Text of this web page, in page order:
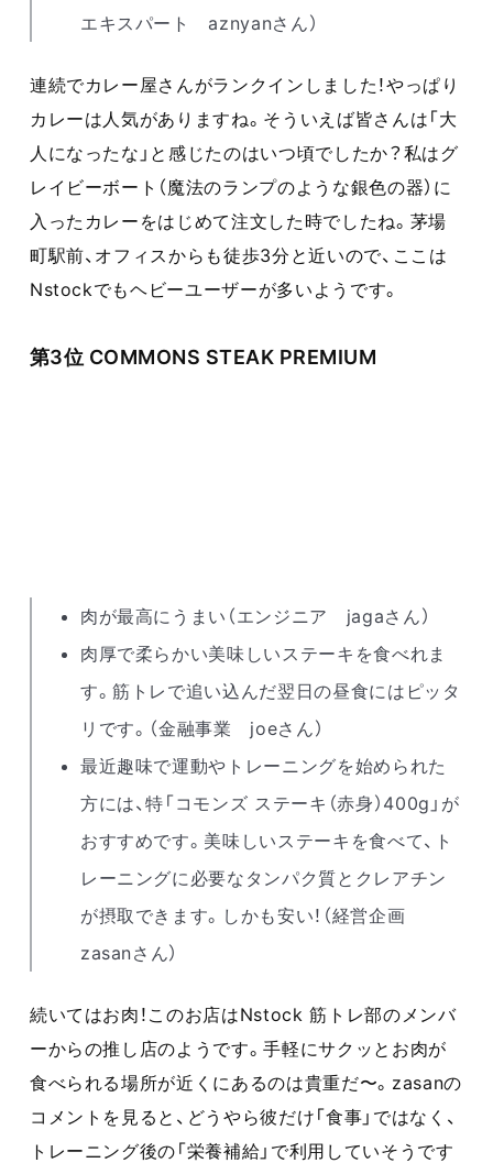
エキスパート aznyanさん）
連続でカレー屋さんがランクインしました！やっぱり
カレーは人気がありますね。そういえば皆さんは「大
人になったな」と感じたのはいつ頃でしたか？私はグ
レイビーボート（魔法のランプのような銀色の器）に
入ったカレーをはじめて注文した時でしたね。茅場
町駅前、オフィスからも徒歩3分と近いので、ここは
Nstockでもヘビーユーザーが多いようです。
第3位 COMMONS STEAK PREMIUM
肉が最高にうまい（エンジニア jagaさん）
肉厚で柔らかい美味しいステーキを食べれま
す。筋トレで追い込んだ翌日の昼食にはピッタ
リです。（金融事業 joeさん）
最近趣味で運動やトレーニングを始められた
方には、特「コモンズ ステーキ（赤身）400g」が
おすすめです。美味しいステーキを食べて、ト
レーニングに必要なタンパク質とクレアチン
が摂取できます。しかも安い！（経営企画
zasanさん）
続いてはお肉！このお店はNstock 筋トレ部のメンバ
ーからの推し店のようです。手軽にサクッとお肉が
食べられる場所が近くにあるのは貴重だ〜。zasanの
コメントを見ると、どうやら彼だけ「食事」ではなく、
トレーニング後の「栄養補給」で利用していそうです